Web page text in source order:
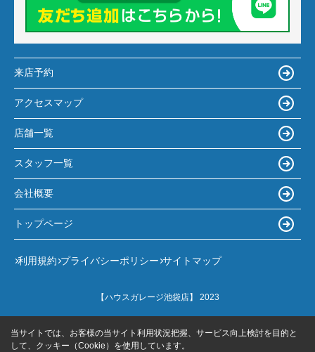
来店予約
アクセスマップ
店舗一覧
スタッフ一覧
会社概要
トップページ
利用規約 プライバシーポリシー サイトマップ
【ハウスガレージ池袋店】 2023
当サイトでは、お客様の当サイト利用状況把握、サービス向上検討を目的と
して、クッキー（Cookie）を使用しています。